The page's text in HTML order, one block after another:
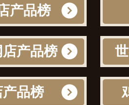
产品榜
产品榜
品榜